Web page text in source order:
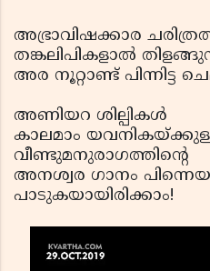
അഭ്രാവിഷക്കാര
തങ്കലിപികളാല്‍
അര നൂറ്റാണ്ട് പിന്നിട്ട
അണിയറ ശില്പികള്‍
കാലമാം
വീണ്ടുമനുരാഗത്തിന്റെ
അനശ്വര ഗാനം
പാടുകയായിരിക്കാം!